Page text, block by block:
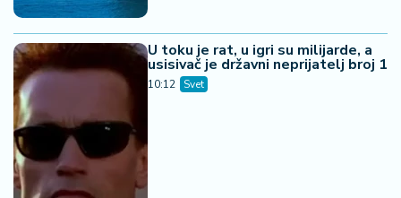
U toku je rat, u igri su milijarde, a
usisivač je državni neprijatelj broj 1
10:12 Svet